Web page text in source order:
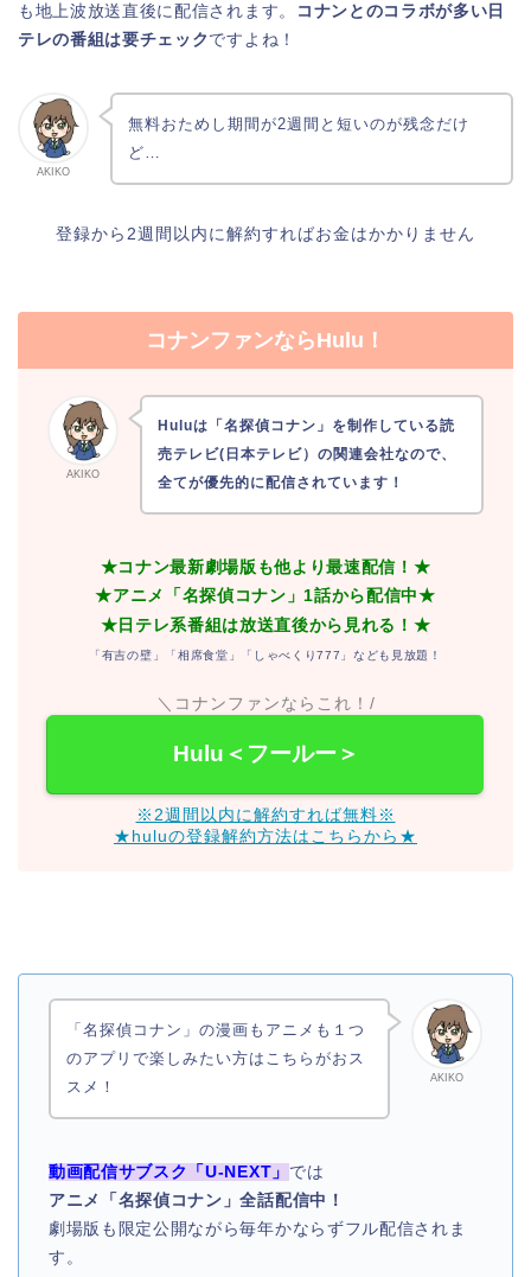
も地上波放送直後に配信されます。
コナンとのコラボが多い日
テレの番組は要チェック ですよね！
AKIKO
無料おためし期間が2週間と短いのが残念だけ
ど…
登録から2週間以内に解約すればお金はかかりません
コナンファンならHulu！
AKIKO
Huluは「名探偵コナン」を制作している読
売テレビ(日本テレビ）の関連会社なので、
全てが優先的に配信されています！
★コナン最新劇場版も他より最速配信！★
★アニメ「名探偵コナン」1話から配信中★
★日テレ系番組は放送直後から見れる！★
「有吉の壁」「相席食堂」「しゃべくり777」なども見放題！
＼コナンファンならこれ！/
Hulu＜フールー＞
※2週間以内に解約すれば無料※
★huluの登録解約方法はこちらから★
AKIKO
「名探偵コナン」の漫画もアニメも１つ
のアプリで楽しみたい方はこちらがおス
スメ！
動画配信サブスク「U-NEXT」 では
アニメ「名探偵コナン」全話配信中！
劇場版も限定公開ながら毎年かならずフル配信されま
す。